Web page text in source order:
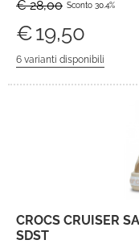
€ 28,00 Sconto 30.4%
€19,50
CROCS CRUISER
SDST